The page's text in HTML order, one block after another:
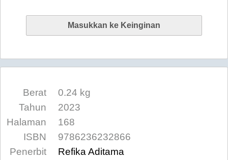
Berat
0.24 kg
Tahun
2023
Halaman
168
ISBN
9786236232866
Penerbit
Refika Aditama